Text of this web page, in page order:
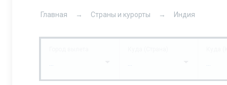
Главная Страны и курорты Индия
... ... ...